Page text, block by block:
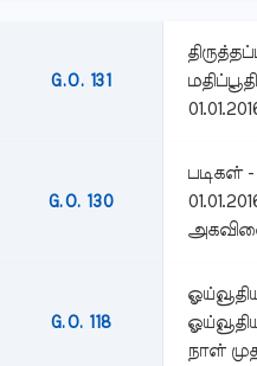
G.O. 131
G.O. 130
படிகள்
G.O. 118
நாள்